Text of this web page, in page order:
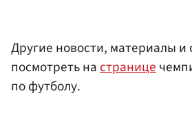
Другие новости, материалы и
посмотреть настранице
по футболу.